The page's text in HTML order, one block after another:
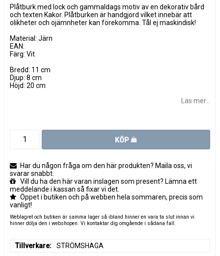
Plåtburk med lock och gammaldags motiv av en dekorativ bård
och texten Kakor. Plåtburken är handgjord vilket innebär att
olikheter och ojämnheter kan förekomma. Tål ej maskindisk!
Material: Järn
EAN:
Färg: Vit
Bredd: 11 cm
Djup: 8 cm
Höjd: 20 cm
Läs mer...
KÖP
Har du någon fråga om den här produkten? Maila oss, vi
svarar snabbt.
Vill du ha den här varan inslagen som present? Lämna ett
meddelande i kassan så fixar vi det.
Öppet i butiken och på webben hela sommaren, precis som
vanligt!
Weblagret och butiken är samma lager så ibland hinner en vara ta slut innan vi
hinner dölja den i webshopen. Vi kontaktar dig omgående i sådana fall.
Tillverkare STRÖMSHAGA